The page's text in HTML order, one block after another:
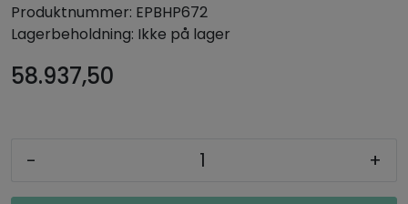
Produktnummer: EPBHP672
Lagerbeholdning: Ikke på lager
58.937,50
- +